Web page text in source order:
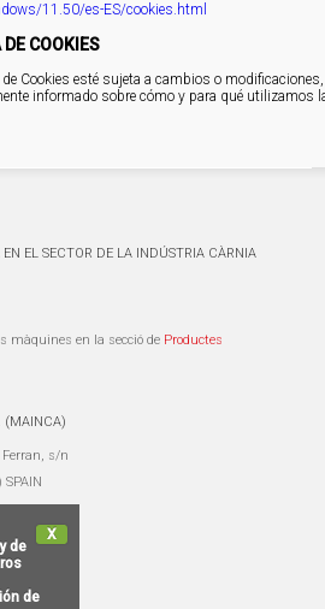
de
de
X
11.50/es-ES/cookies.html
COOKIES
Cookies esté sujeta a cambios o
informado sobre cómo y para qué utilizamos
EL SECTOR DE LA INDÚSTRIA CÀRNIA
màquines en la secció de Productes
(MAINCA)
Ferran, s/n
SPAIN